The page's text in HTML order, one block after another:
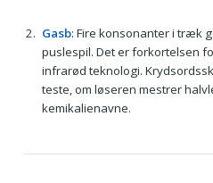
Gasb: Fire konsonanter i træk
puslespil. Det er forkortelsen
infrarød teknologi.
teste, om løseren mestrer
kemikalienavne.